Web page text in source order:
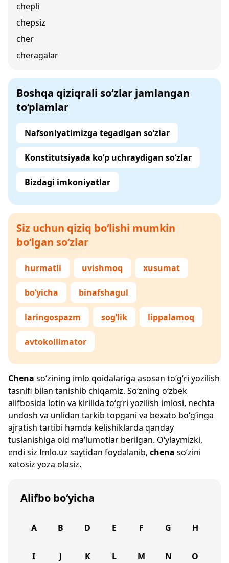
chepli
chepsiz
cher
cheragalar
Boshqa qiziqrali so‘zlar jamlangan
to‘plamlar
Nafsoniyatimizga tegadigan so‘zlar
Konstitutsiyada ko‘p uchraydigan so‘zlar
Bizdagi imkoniyatlar
Siz uchun qiziq bo‘lishi mumkin
bo‘lgan so‘zlar
hurmatli uvishmoq xusumat
bo‘yicha binafshagul
laringospazm sog‘lik lippalamoq
avtokollimator
Chena so‘zining imlo qoidalariga asosan to‘g‘ri yozilish
tasnifi bilan tanishib chiqamiz. So‘zning o‘zbek
alifbosida lotin va kirillda to‘g‘ri yozilish imlosi, nechta
undosh va unlidan tarkib topgani va bexato bo‘g‘inga
ajratish tartibi hamda kelishiklarda qanday
tuslanishiga oid ma’lumotlar berilgan. O‘ylaymizki,
endi siz Imlo.uz saytidan foydalanib, chena so‘zini
xatosiz yoza olasiz.
Alifbo bo‘yicha
A B D E F G H
I J K L M N O